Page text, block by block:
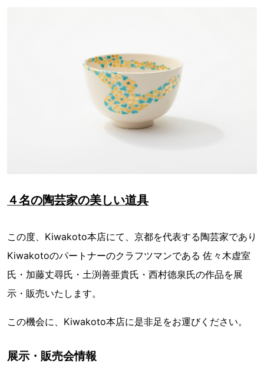
４名の陶芸家の美しい道具
この度、Kiwakoto本店にて、京都を代表する陶芸家であり
Kiwakotoのパートナーのクラフツマンである 佐々木虚室
氏・加藤丈尋氏・土渕善亜貴氏・西村德泉氏の作品を展
示・販売いたします。
この機会に、Kiwakoto本店に是非足をお運びください。
展示・販売会情報